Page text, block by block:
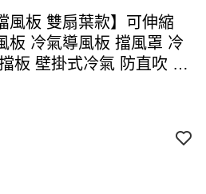
風板 雙扇葉款】可伸縮
板 冷氣導風板 擋風罩 冷
板 壁掛式冷氣 防直吹 遮